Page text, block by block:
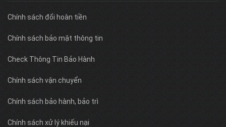
Chính sách đổi hoàn tiền
Chính sách bảo mật thông tin
Check Thông Tin Bảo Hành
Chính sách vận chuyển
Chính sách bảo hành, bảo trì
Chính sách xử lý khiếu nại